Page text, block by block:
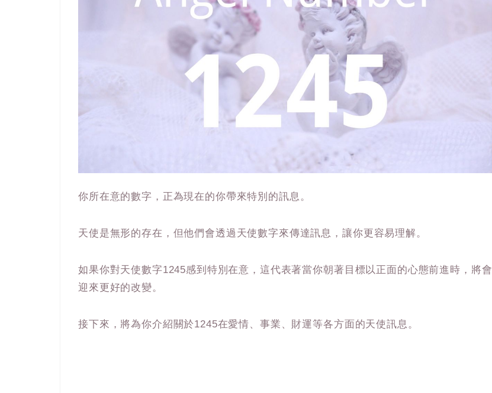
你所在意的數字，正為現在的你帶來特別的訊息。
天使是無形的存在，但他們會透過天使數字來傳達訊息，讓你更容易理解。
如果你對天使數字1245感到特別在意，這代表著當你朝著目標以正面的心態前進時，將會
迎來更好的改變。
接下來，將為你介紹關於1245在愛情、事業、財運等各方面的天使訊息。